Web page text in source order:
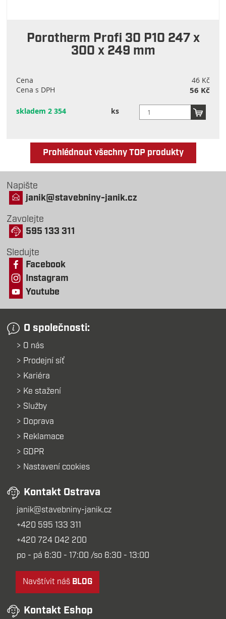
Porotherm Profi 30 P10 247 x
300 x 249 mm
Cena
46 Kč
Cena s DPH
56 Kč
skladem 2 354 ks
Prohlédnout všechny TOP produkty
Napište
janik@stavebniny-janik.cz
Zavolejte
595 133 311
Sledujte
Facebook
Instagram
Youtube
O společnosti:
O nás
Prodejní síť
Kariéra
Ke stažení
Služby
Doprava
Reklamace
GDPR
Nastavení cookies
Kontakt Ostrava
janik@stavebniny-janik.cz
+420 595 133 311
+420 724 042 200
po - pá 6:30 - 17:00 /so 6:30 - 13:00
Navštívit náš BLOG
Kontakt Eshop